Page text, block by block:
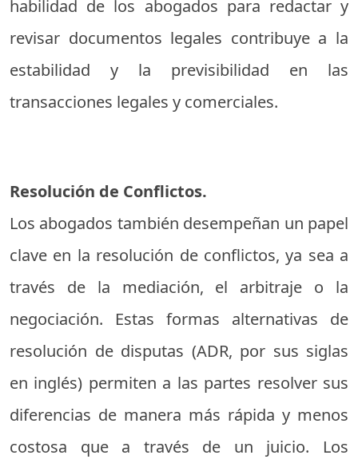
habilidad de los abogados para redactar y
revisar documentos legales contribuye a la
estabilidad y la previsibilidad en las
transacciones legales y comerciales.
Resolución de Conflictos.
Los abogados también desempeñan un papel
clave en la resolución de conflictos, ya sea a
través de la mediación, el arbitraje o la
negociación. Estas formas alternativas de
resolución de disputas (ADR, por sus siglas
en inglés) permiten a las partes resolver sus
diferencias de manera más rápida y menos
costosa que a través de un juicio. Los